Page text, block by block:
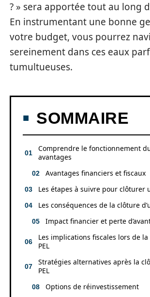
? » sera apportée tout au long
En instrumentant une bonne
votre budget, vous pourrez
sereinement dans ces eaux
tumultueuses.
SOMMAIRE
Comprendre le fonctionnement
avantages
Avantages financiers et fiscaux
Les étapes à suivre pour clôturer
Les conséquences de la clôture
Impact financier et perte
Les implications fiscales lors de la
PEL
Stratégies alternatives après la
PEL
Options de réinvestissement